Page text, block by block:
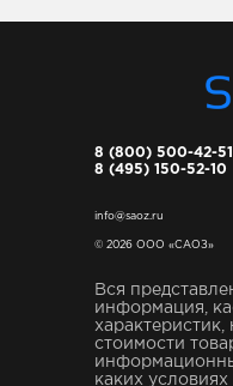
8 (800) 500-42-51
8 (495) 150-52-10
info@saoz.ru
© 2026 ООО «САОЗ»
Вся
информация,
характеристик,
стоимости
каких